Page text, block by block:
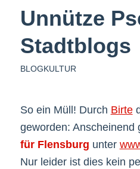
Unnütze
Stadtblogs
BLOGKULTUR
So ein Müll! Durch Birte
geworden: Anscheinend
für Flensburg unter
Nur leider ist dies kein